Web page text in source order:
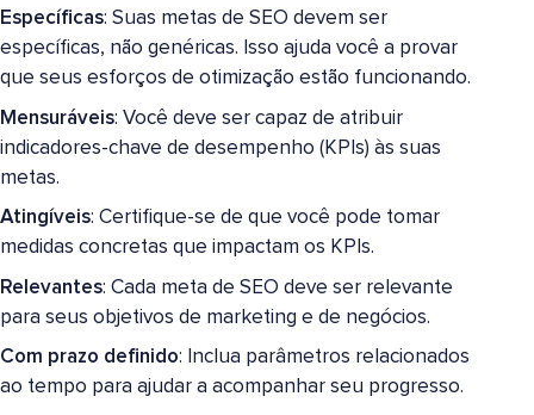
Específicas: Suas metas de SEO devem ser
específicas, não genéricas. Isso ajuda você a provar
que seus esforços de otimização estão funcionando.
Mensuráveis: Você deve ser capaz de atribuir
indicadores-chave de desempenho (KPIs) às suas
metas.
Atingíveis: Certifique-se de que você pode tomar
medidas concretas que impactam os KPIs.
Relevantes: Cada meta de SEO deve ser relevante
para seus objetivos de marketing e de negócios.
Com prazo definido: Inclua parâmetros relacionados
ao tempo para ajudar a acompanhar seu progresso.